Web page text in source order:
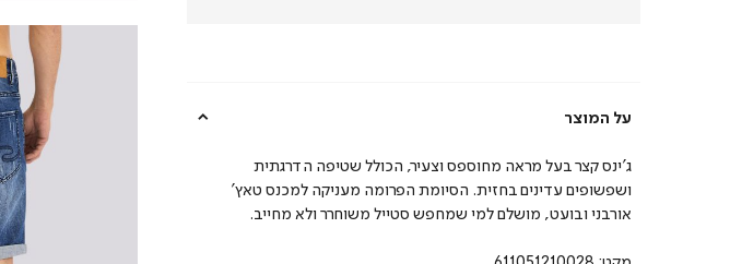
על המוצר
ג’ינס קצר בעל מראה מחוספס וצעיר, הכולל שטיפה הדרגתית
ושפשופים עדינים בחזית. הסיומת הפרומה מעניקה למכנס טאץ’
אורבני ובועט, מושלם למי שמחפש סטייל משוחרר ולא מחייב.